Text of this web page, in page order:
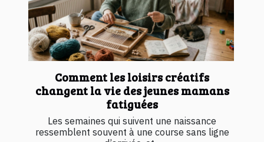
Comment les loisirs créatifs
changent la vie des jeunes mamans
fatiguées
Les semaines qui suivent une naissance
ressemblent souvent à une course sans ligne